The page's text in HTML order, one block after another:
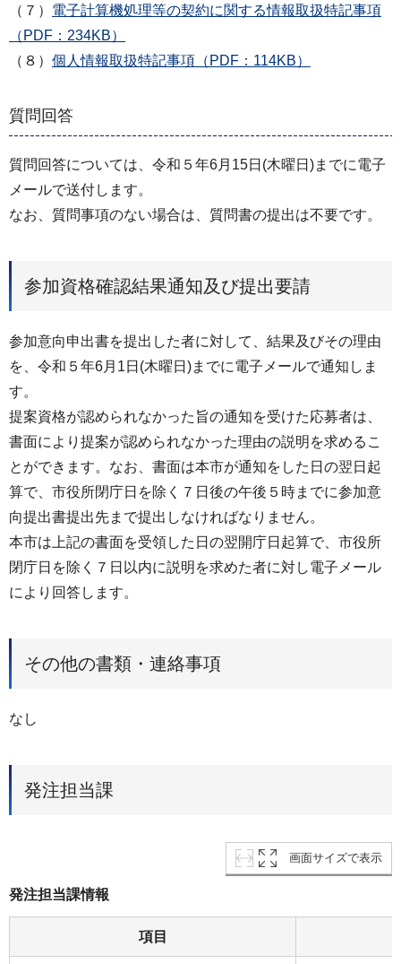
（７） 電子計算機処理等の契約に関する情報取扱特記事項
（PDF：234KB）
（８） 個人情報取扱特記事項（PDF：114KB）
質問回答
質問回答については、令和５年6月15日(木曜日)までに電子
メールで送付します。
なお、質問事項のない場合は、質問書の提出は不要です。
参加資格確認結果通知及び提出要請
参加意向申出書を提出した者に対して、結果及びその理由
を、令和５年6月1日(木曜日)までに電子メールで通知しま
す。
提案資格が認められなかった旨の通知を受けた応募者は、
書面により提案が認められなかった理由の説明を求めるこ
とができます。なお、書面は本市が通知をした日の翌日起
算で、市役所閉庁日を除く７日後の午後５時までに参加意
向提出書提出先まで提出しなければなりません。
本市は上記の書面を受領した日の翌開庁日起算で、市役所
閉庁日を除く７日以内に説明を求めた者に対し電子メール
により回答します。
その他の書類・連絡事項
なし
発注担当課
画面サイズで表示
発注担当課情報
項目